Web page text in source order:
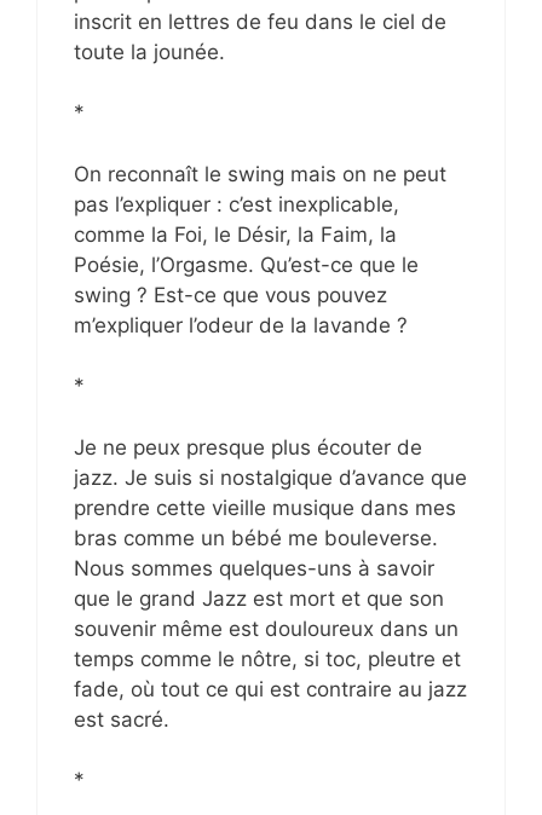
inscrit en lettres de feu dans le ciel de
toute la jounée.
*
On reconnaît le swing mais on ne peut
pas l’expliquer : c’est inexplicable,
comme la Foi, le Désir, la Faim, la
Poésie, l’Orgasme. Qu’est-ce que le
swing ? Est-ce que vous pouvez
m’expliquer l’odeur de la lavande ?
*
Je ne peux presque plus écouter de
jazz. Je suis si nostalgique d’avance que
prendre cette vieille musique dans mes
bras comme un bébé me bouleverse.
Nous sommes quelques-uns à savoir
que le grand Jazz est mort et que son
souvenir même est douloureux dans un
temps comme le nôtre, si toc, pleutre et
fade, où tout ce qui est contraire au jazz
est sacré.
*